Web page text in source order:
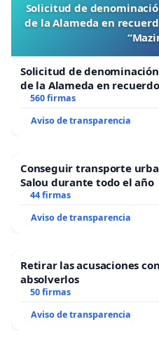
Solicitud de
de la Alameda en
Solicitud de
de la Alameda en
“Mazinger”
560 firmas
Aviso de transparencia
Conseguir transporte
Salou durante todo el año
44 firmas
Aviso de transparencia
Retirar las acusaciones
absolverlos
50 firmas
Aviso de transparencia